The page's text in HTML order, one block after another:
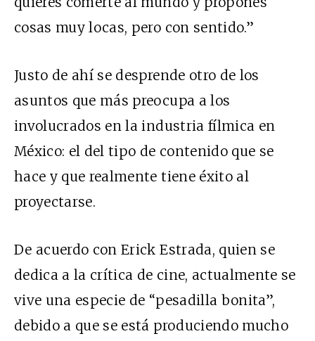
cosas muy locas, pero con sentido.”
Justo de ahí se desprende otro de los
asuntos que más preocupa a los
involucrados en la industria fílmica en
México: el del tipo de contenido que se
hace y que realmente tiene éxito al
proyectarse.
De acuerdo con Erick Estrada, quien se
dedica a la crítica de cine, actualmente se
vive una especie de “pesadilla bonita”,
debido a que se está produciendo mucho